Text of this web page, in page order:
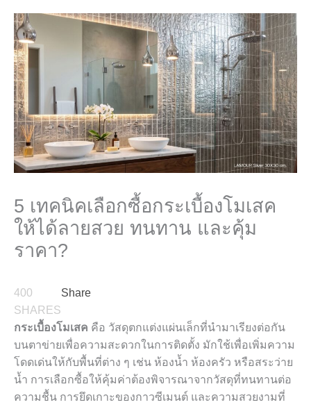
5 เทคนิคเลือกซื้อกระเบื้องโมเสค
ให้ได้ลายสวย ทนทาน และคุ้ม
ราคา?
400
SHARES
Share
กระเบื้องโมเสค คือ วัสดุตกแต่งแผ่นเล็กที่นำมาเรียงต่อกัน
บนตาข่ายเพื่อความสะดวกในการติดตั้ง มักใช้เพื่อเพิ่มความ
โดดเด่นให้กับพื้นที่ต่าง ๆ เช่น ห้องน้ำ ห้องครัว หรือสระว่าย
น้ำ การเลือกซื้อให้คุ้มค่าต้องพิจารณาจากวัสดุที่ทนทานต่อ
ความชื้น การยึดเกาะของกาวซีเมนต์ และความสวยงามที่